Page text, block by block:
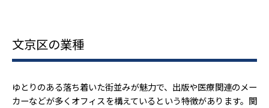
文京区の業種
ゆとりのある落ち着いた街並みが魅力で、出版や医療関連のメー
カーなどが多くオフィスを構えているという特徴があります。関